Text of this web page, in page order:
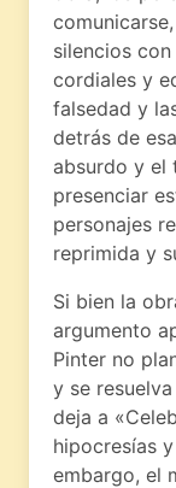
silencios
cordiales y
falsedad y
detrás de
absurdo y el
presenciar
personajes
reprimida y
Si bien la
argumento
Pinter no
y se
deja a
hipocresías
embargo, el